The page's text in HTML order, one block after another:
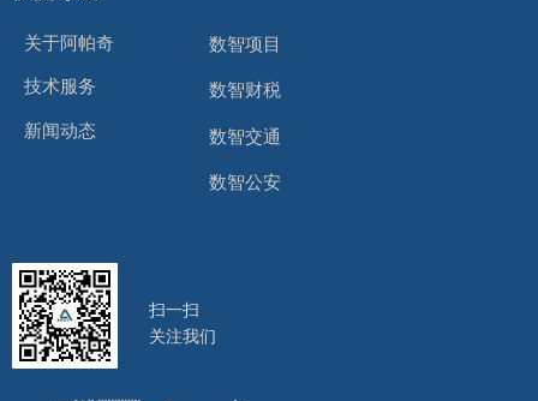
扫一扫
关注我们
关于阿帕奇
技术服务
新闻动态
数智项目
数智财税
数智交通
数智公安